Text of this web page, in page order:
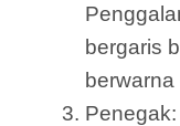
bergaris
berwarna